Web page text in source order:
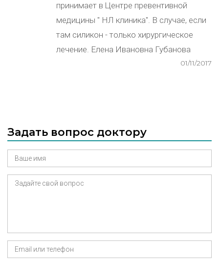
принимает в Центре превентивной
медицины " НЛ клиника". В случае, если
там силикон - только хирургическое
лечение. Елена Ивановна Губанова
01/11/2017
Задать вопрос доктору